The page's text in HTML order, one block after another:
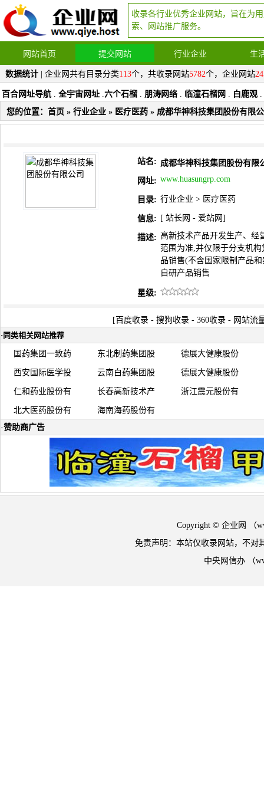
收录各行业优秀企业网站，旨在为
索、网站推广服务。
网站首页 提交网站 行业企业 生
数据统计 | 企业网共有目录分类113个，共收录网站5782个，企业网站
百合网址导航 . 全宇宙网址 .六个石榴 . 朋涛网络 . 临潼石榴网 . 白鹿观 .
您的位置： 首页 » 行业企业 » 医疗医药 » 成都华神科技集团股份有限
站名: 成都华神科技集团股份有限
网址: www.huasungrp.com
目录: 行业企业 > 医疗医药
信息: [ 站长网 - 爱站网 ]
描述: 高新技术产品开发生产、经
范围为准,并仅限于分支机
品销售(不含国家限制产品
自研产品销售
星级:
[ 百度收录 - 搜狗收录 - 360收录 - 网站流
· 同类相关网站推荐
国药集团一致药 东北制药集团股 德展大健康股份
西安国际医学投 云南白药集团股 德展大健康股份
仁和药业股份有 长春高新技术产 浙江震元股份有
北大医药股份有
海南海药股份有
·赞助商广告
Copyright © 企业网 （
免责声明：本站仅收录网站，不对
中央网信办 （